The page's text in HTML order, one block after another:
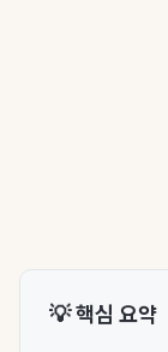
💡 핵심 요약